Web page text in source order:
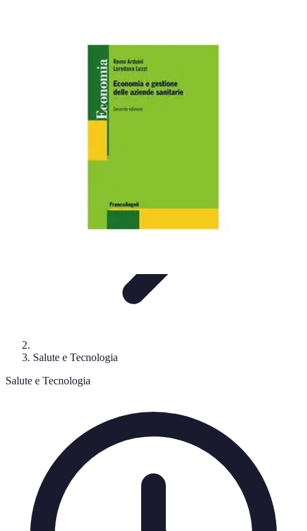
Pionieri dell'Innovazione
Salute e Tecnologia
Salute e Tecnologia